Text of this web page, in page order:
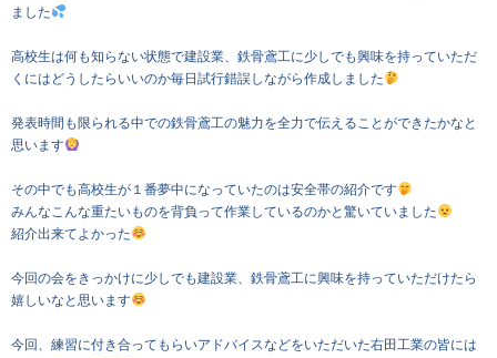
ました
高校生は何も知らない状態で建設業、鉄骨鳶工に少しでも興味を持っていただ
くにはどうしたらいいのか毎日試行錯誤しながら作成しました
発表時間も限られる中での鉄骨鳶工の魅力を全力で伝えることができたかなと
思います
その中でも高校生が１番夢中になっていたのは安全帯の紹介です
みんなこんな重たいものを背負って作業しているのかと驚いていました
紹介出来てよかった
今回の会をきっかけに少しでも建設業、鉄骨鳶工に興味を持っていただけたら
嬉しいなと思います
今回、練習に付き合ってもらいアドバイスなどをいただいた右田工業の皆には